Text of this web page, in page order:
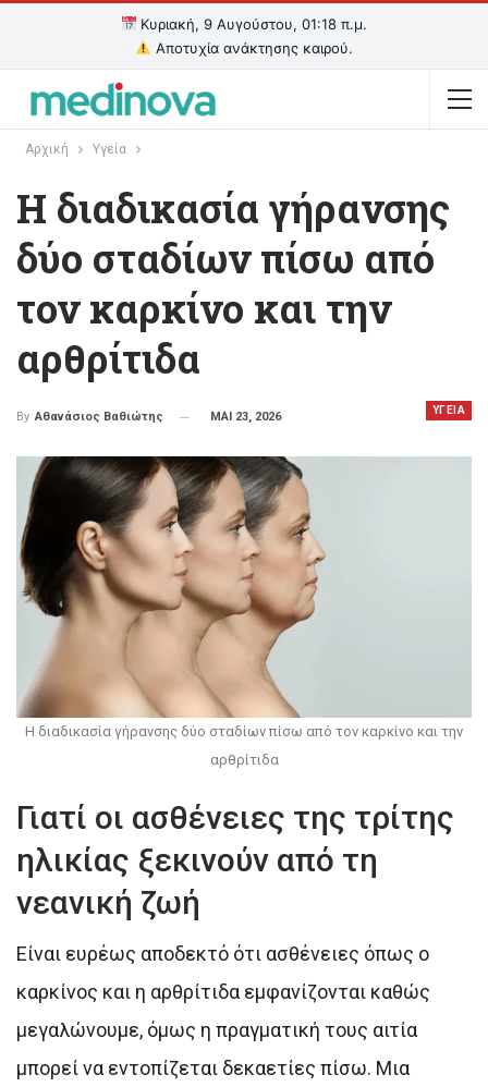
Κυριακή, 9 Αυγούστου, 01:18 π.μ.
Αποτυχία ανάκτησης καιρού.
Αρχική Υγεία
Η διαδικασία γήρανσης
δύο σταδίων πίσω από
τον καρκίνο και την
αρθρίτιδα
ΥΓΕΙΑ
By Αθανάσιος Βαθιώτης ΜΑΙ 23, 2026
Η διαδικασία γήρανσης δύο σταδίων πίσω από τον καρκίνο και την
αρθρίτιδα
Γιατί οι ασθένειες της τρίτης
ηλικίας ξεκινούν από τη
νεανική ζωή
Είναι ευρέως αποδεκτό ότι ασθένειες όπως ο
καρκίνος και η αρθρίτιδα εμφανίζονται καθώς
μεγαλώνουμε, όμως η πραγματική τους αιτία
μπορεί να εντοπίζεται δεκαετίες πίσω. Μια